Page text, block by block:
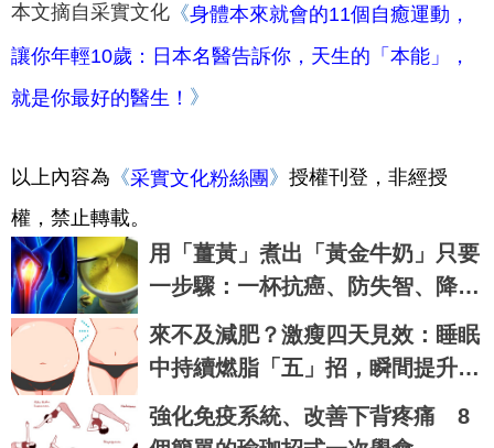
本文摘自采實文化 《身體本來就會的11個自癒運動，
讓你年輕10歲：日本名醫告訴你，天生的「本能」，
就是你最好的醫生！ 》
以上內容為 《采實文化粉絲團 》 授權刊登，非經授
權，禁止轉載。
用「薑黃」煮出「黃金牛奶」只要
一步驟：一杯抗癌、防失智、降血
糖、對抗關節炎，全家大小都要
喝！
來不及減肥？激瘦四天見效：睡眠
中持續燃脂「五」招，瞬間提升新
陳代謝，輕鬆在家「不運動鏟肚
肉」！
強化免疫系統、改善下背疼痛 8